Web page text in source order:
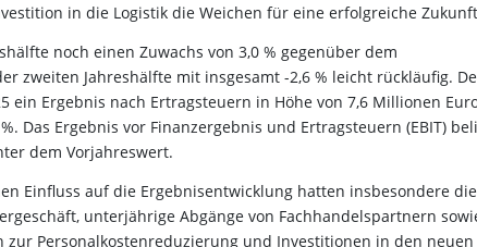
in die Logistik die Weichen für eine erfolgreiche
noch einen Zuwachs von 3,0 % gegenüber dem
zweiten Jahreshälfte mit insgesamt -2,6 % leicht rückläufig.
ein Ergebnis nach Ertragsteuern in Höhe von 7,6 Millionen
Das Ergebnis vor Finanzergebnis und Ertragsteuern (EBIT)
dem Vorjahreswert.
Einfluss auf die Ergebnisentwicklung hatten insbesondere die
unterjährige Abgänge von Fachhandelspartnern
Personalkostenreduzierung und Investitionen in den neuen